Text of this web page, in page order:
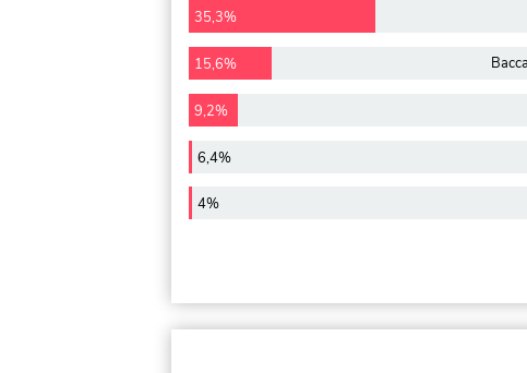
35,3%
15,6%
9,2%
6,4%
4%